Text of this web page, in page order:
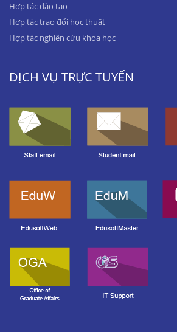
Hợp tác đào tạo
Hợp tác trao đổi học thuật
Hợp tác nghiên cứu khoa học
DỊCH VỤ TRỰC TUYẾN